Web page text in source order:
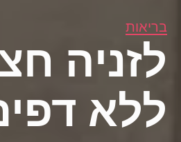
בריאות
לזניה
ללא